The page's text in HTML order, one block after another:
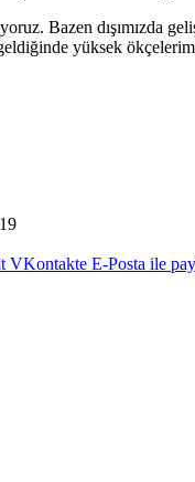
Bazen dışımızda
yüksek
VKontakte E-Posta ile